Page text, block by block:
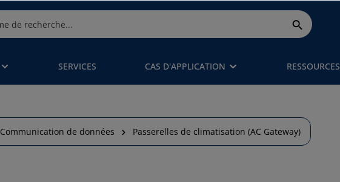
SERVICES CAS D'APPLICATION RESSOURCES
Communication de données Passerelles de climatisation (AC Gateway)